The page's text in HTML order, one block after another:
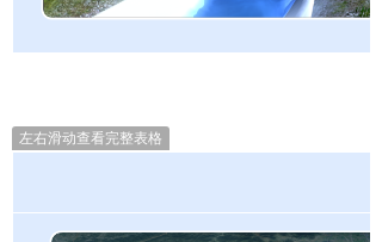
左右滑动查看完整表格